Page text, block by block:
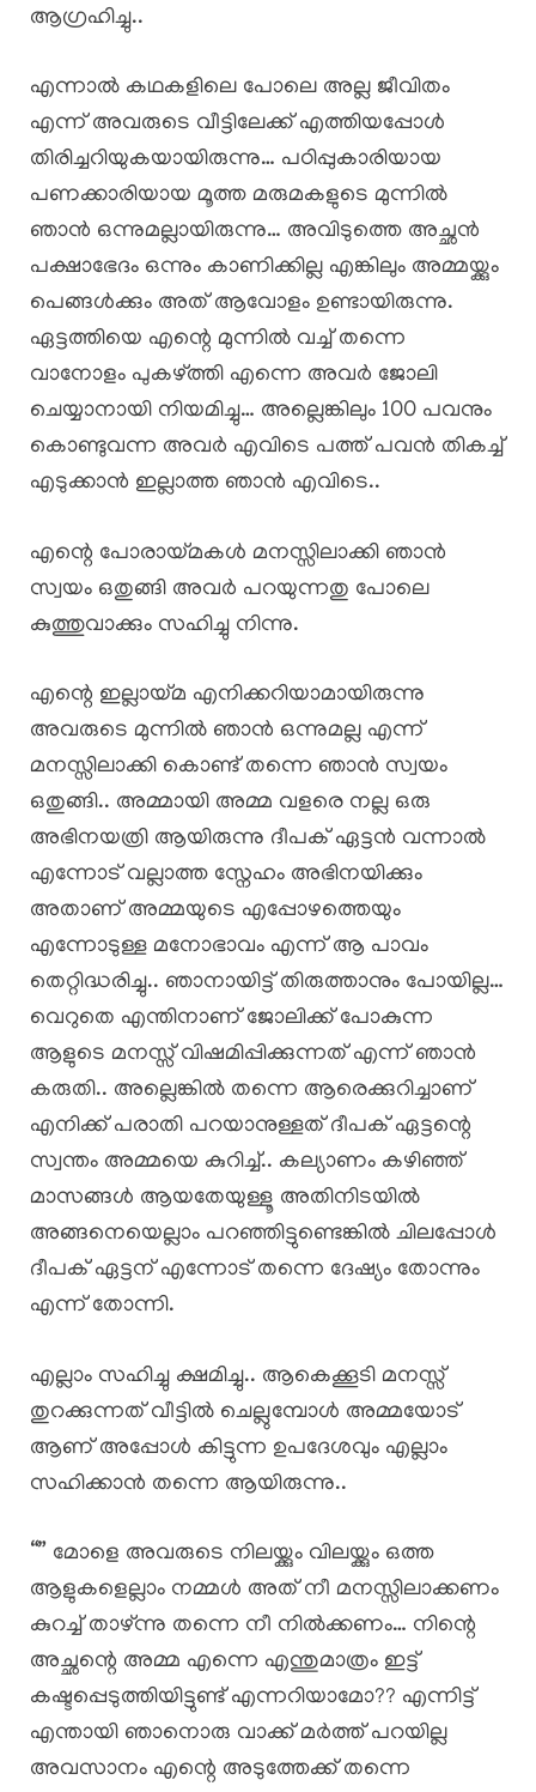
ആഗ്രഹിച്ചു..
എന്നാൽ കഥകളിലെ പോലെ അല്ല ജീവിതം
എന്ന് അവരുടെ വീട്ടിലേക്ക് എത്തിയപ്പോൾ
തിരിച്ചറിയുകയായിരുന്നു… പഠിപ്പുകാരിയായ
പണക്കാരിയായ മൂത്ത മരുമകളുടെ മുന്നിൽ
ഞാൻ ഒന്നുമല്ലായിരുന്നു… അവിടുത്തെ അച്ഛൻ
പക്ഷാഭേദം ഒന്നും കാണിക്കില്ല എങ്കിലും അമ്മയ്ക്കും
പെങ്ങൾക്കും അത് ആവോളം ഉണ്ടായിരുന്നു.
ഏട്ടത്തിയെ എന്റെ മുന്നിൽ വച്ച് തന്നെ
വാനോളം പുകഴ്ത്തി എന്നെ അവർ ജോലി
ചെയ്യാനായി നിയമിച്ചു… അല്ലെങ്കിലും 100 പവനും
കൊണ്ടുവന്ന അവർ എവിടെ പത്ത് പവൻ തികച്ച്
എടുക്കാൻ ഇല്ലാത്ത ഞാൻ എവിടെ..
എന്റെ പോരായ്മകൾ മനസ്സിലാക്കി ഞാൻ
സ്വയം ഒതുങ്ങി അവർ പറയുന്നതു പോലെ
കുത്തുവാക്കും സഹിച്ചു നിന്നു.
എന്റെ ഇല്ലായ്മ എനിക്കറിയാമായിരുന്നു
അവരുടെ മുന്നിൽ ഞാൻ ഒന്നുമല്ല എന്ന്
മനസ്സിലാക്കി കൊണ്ട് തന്നെ ഞാൻ സ്വയം
ഒതുങ്ങി.. അമ്മായി അമ്മ വളരെ നല്ല ഒരു
അഭിനയത്രി ആയിരുന്നു ദീപക് ഏട്ടൻ വന്നാൽ
എന്നോട് വല്ലാത്ത സ്നേഹം അഭിനയിക്കും
അതാണ് അമ്മയുടെ എപ്പോഴത്തെയും
എന്നോടുള്ള മനോഭാവം എന്ന് ആ പാവം
തെറ്റിദ്ധരിച്ചു.. ഞാനായിട്ട് തിരുത്താനും പോയില്ല…
വെറുതെ എന്തിനാണ് ജോലിക്ക് പോകുന്ന
ആളുടെ മനസ്സ് വിഷമിപ്പിക്കുന്നത് എന്ന് ഞാൻ
കരുതി.. അല്ലെങ്കിൽ തന്നെ ആരെക്കുറിച്ചാണ്
എനിക്ക് പരാതി പറയാനുള്ളത് ദീപക് ഏട്ടന്റെ
സ്വന്തം അമ്മയെ കുറിച്ച്.. കല്യാണം കഴിഞ്ഞ്
മാസങ്ങൾ ആയതേയുള്ളൂ അതിനിടയിൽ
അങ്ങനെയെല്ലാം പറഞ്ഞിട്ടുണ്ടെങ്കിൽ ചിലപ്പോൾ
ദീപക് ഏട്ടന് എന്നോട് തന്നെ ദേഷ്യം തോന്നും
എന്ന് തോന്നി.
എല്ലാം സഹിച്ചു ക്ഷമിച്ചു.. ആകെക്കൂടി മനസ്സ്
തുറക്കുന്നത് വീട്ടിൽ ചെല്ലുമ്പോൾ അമ്മയോട്
ആണ് അപ്പോൾ കിട്ടുന്ന ഉപദേശവും എല്ലാം
സഹിക്കാൻ തന്നെ ആയിരുന്നു..
“” മോളെ അവരുടെ നിലയ്ക്കും വിലയ്ക്കും ഒത്ത
ആളുകളെല്ലാം നമ്മൾ അത് നീ മനസ്സിലാക്കണം
കുറച്ച് താഴ്ന്നു തന്നെ നീ നിൽക്കണം… നിന്റെ
അച്ഛന്റെ അമ്മ എന്നെ എന്തുമാത്രം ഇട്ട്
കഷ്ടപ്പെടുത്തിയിട്ടുണ്ട് എന്നറിയാമോ?? എന്നിട്ട്
എന്തായി ഞാനൊരു വാക്ക് മർത്ത് പറയില്ല
അവസാനം എന്റെ അടുത്തേക്ക് തന്നെ